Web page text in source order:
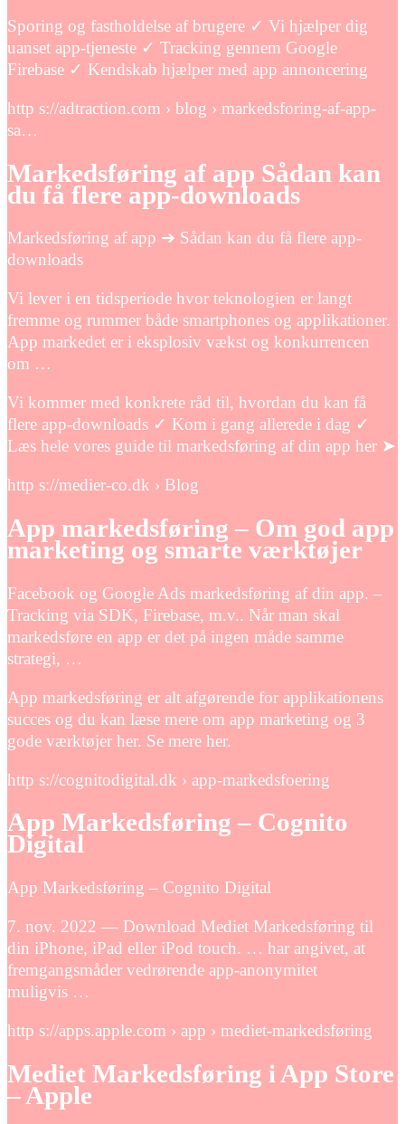
Sporing og fastholdelse af brugere ✓ Vi hjælper dig
uanset app-tjeneste ✓ Tracking gennem Google
Firebase ✓ Kendskab hjælper med app annoncering
http s://adtraction.com › blog › markedsforing-af-app-
sa…
Markedsføring af app Sådan kan
du få flere app-downloads
Markedsføring af app ➔ Sådan kan du få flere app-
downloads
Vi lever i en tidsperiode hvor teknologien er langt
fremme og rummer både smartphones og applikationer.
App markedet er i eksplosiv vækst og konkurrencen
om …
Vi kommer med konkrete råd til, hvordan du kan få
flere app-downloads ✓ Kom i gang allerede i dag ✓
Læs hele vores guide til markedsføring af din app her ➤
http s://medier-co.dk › Blog
App markedsføring – Om god app
marketing og smarte værktøjer
Facebook og Google Ads markedsføring af din app. –
Tracking via SDK, Firebase, m.v.. Når man skal
markedsføre en app er det på ingen måde samme
strategi, …
App markedsføring er alt afgørende for applikationens
succes og du kan læse mere om app marketing og 3
gode værktøjer her. Se mere her.
http s://cognitodigital.dk › app-markedsfoering
App Markedsføring – Cognito
Digital
App Markedsføring – Cognito Digital
7. nov. 2022 — Download Mediet Markedsføring til
din iPhone, iPad eller iPod touch. … har angivet, at
fremgangsmåder vedrørende app-anonymitet
muligvis …
http s://apps.apple.com › app › mediet-markedsføring
Mediet Markedsføring i App Store
– Apple